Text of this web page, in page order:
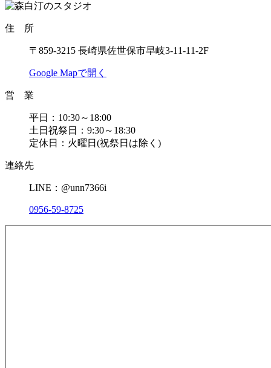
住 所
〒859-3215 長崎県佐世保市早岐3-11-11-2F
Google Mapで開く
営 業
平日：10:30～18:00
土日祝祭日：9:30～18:30
定休日：火曜日(祝祭日は除く)
連絡先
LINE：@unn7366i
0956-59-8725